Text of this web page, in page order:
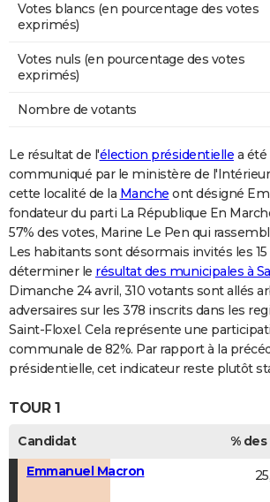
Votes blancs (en pourcentage des votes
exprimés)
Votes nuls (en pourcentage des votes
exprimés)
Nombre de votants
Le résultat de l'élection présidentielle a
communiqué par le ministère de
cette localité de la Manche ont désigné
fondateur du parti La République En
57% des votes, Marine Le Pen qui
Les habitants sont désormais invités les
déterminer le résultat des municipales à
Dimanche 24 avril, 310 votants sont allés
adversaires sur les 378 inscrits dans les
Saint-Floxel. Cela représente une
communale de 82%. Par rapport à la
présidentielle, cet indicateur reste plutôt
TOUR 1
Candidat %
Emmanuel Macron